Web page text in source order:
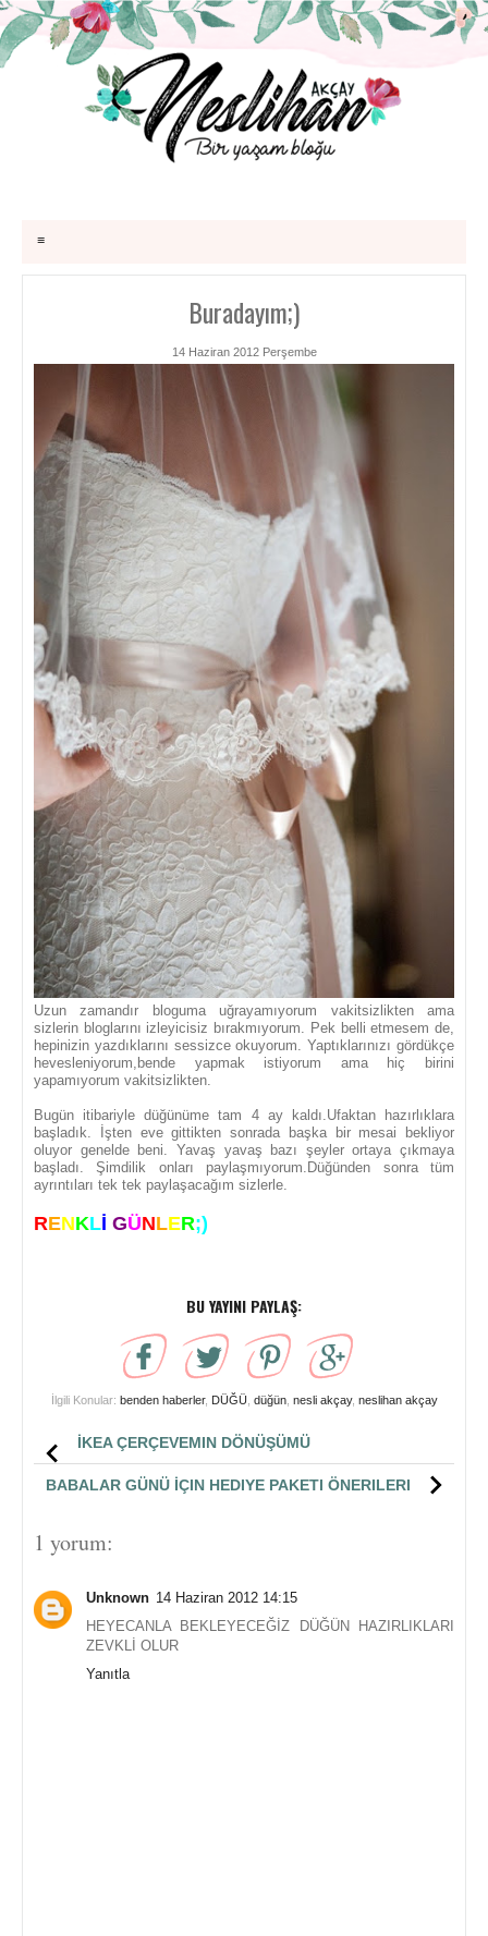
≡
Buradayım;)
14 Haziran 2012 Perşembe
Uzun zamandır bloguma uğrayamıyorum vakitsizlikten ama
sizlerin bloglarını izleyicisiz bırakmıyorum. Pek belli etmesem de,
hepinizin yazdıklarını sessizce okuyorum. Yaptıklarınızı gördükçe
hevesleniyorum,bende yapmak istiyorum ama hiç birini
yapamıyorum vakitsizlikten.
Bugün itibariyle düğünüme tam 4 ay kaldı.Ufaktan hazırlıklara
başladık. İşten eve gittikten sonrada başka bir mesai bekliyor
oluyor genelde beni. Yavaş yavaş bazı şeyler ortaya çıkmaya
başladı. Şimdilik onları paylaşmıyorum.Düğünden sonra tüm
ayrıntıları tek tek paylaşacağım sizlerle.
RENKLİ GÜNLER;)
BU YAYINI PAYLAŞ:
İlgili Konular: benden haberler, DÜĞÜ düğün, nesli akçay, neslihan akçay
İKEA ÇERÇEVEMIN DÖNÜŞÜMÜ
BABALAR GÜNÜ İÇIN HEDIYE PAKETI ÖNERILERI
1 yorum:
Unknown 14 Haziran 2012 14:15
HEYECANLA BEKLEYECEĞİZ DÜĞÜN HAZIRLIKLARI
ZEVKLİ OLUR
Yanıtla